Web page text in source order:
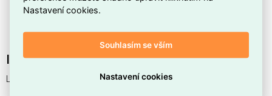
FILAMENTvhodný pro dekorativní svítidla.
Interní název produktu
LED FLM MINI GL 3,4W(40W) 470lm E27 NW
Nastavení cookies.
Souhlasím se vším
Nastavení cookies